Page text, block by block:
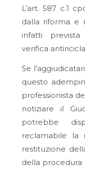
L’art. 587 c.1
dalla riforma e
infatti
verifica
Se
questo
professionista
notiziare il
potrebbe
reclamabile la
restituzione
della